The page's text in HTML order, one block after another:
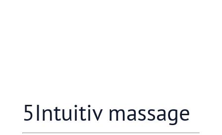
5Intuitiv massage